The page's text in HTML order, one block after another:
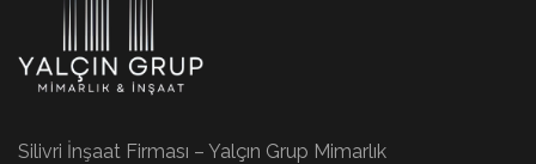
Silivri İnşaat Firması – Yalçın Grup Mimarlık